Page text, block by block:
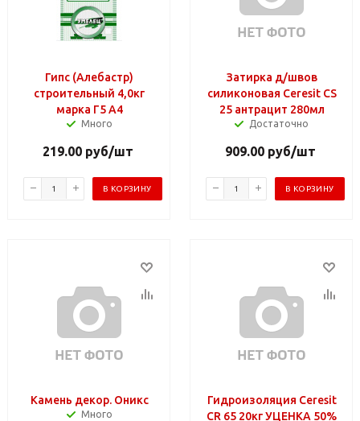
Гипс (Алебастр)
строительный 4,0кг
марка Г5 А4
Много
219.00руб/шт
В КОРЗИНУ
Затирка д/швов
силиконовая Ceresit CS
25 антрацит 280мл
Достаточно
909.00руб/шт
В КОРЗИНУ
Камень декор. Оникс
Много
Гидроизоляция Ceresit
CR 65 20кг УЦЕНКА 50%